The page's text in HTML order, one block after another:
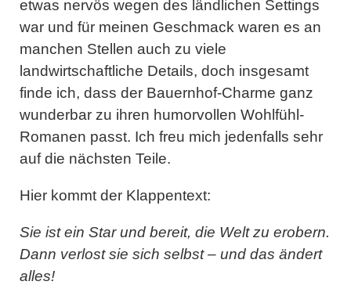
etwas nervös wegen des ländlichen Settings
war und für meinen Geschmack waren es an
manchen Stellen auch zu viele
landwirtschaftliche Details, doch insgesamt
finde ich, dass der Bauernhof-Charme ganz
wunderbar zu ihren humorvollen Wohlfühl-
Romanen passt. Ich freu mich jedenfalls sehr
auf die nächsten Teile.
Hier kommt der Klappentext:
Sie ist ein Star und bereit, die Welt zu erobern.
Dann verlost sie sich selbst – und das ändert
alles!